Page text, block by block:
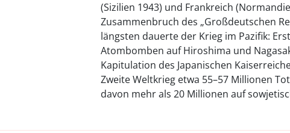
(Sizilien 1943) und Frankreich
Zusammenbruch des „Großdeutschen
längsten dauerte der Krieg im Pazifik:
Atombomben auf Hiroshima und
Kapitulation des Japanischen
Zweite Weltkrieg etwa 55–57 Millionen
davon mehr als 20 Millionen auf